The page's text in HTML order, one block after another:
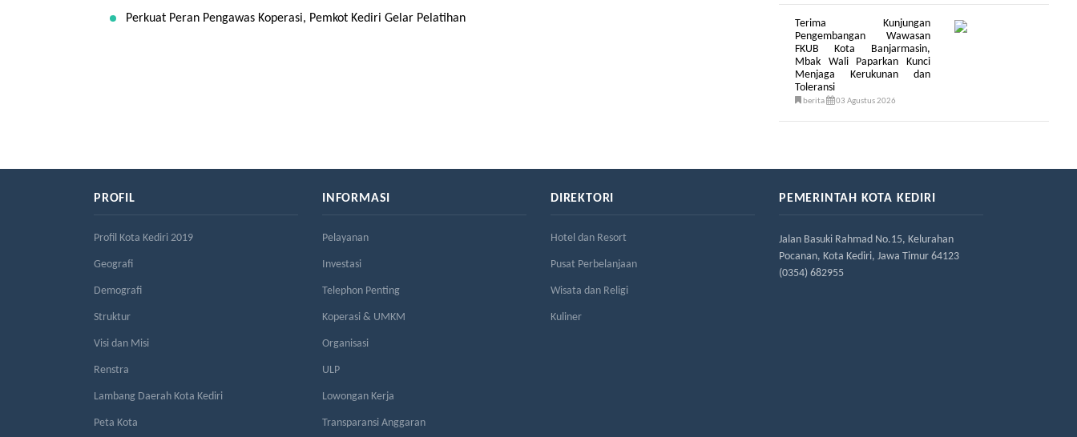
Perkuat Peran Pengawas Koperasi, Pemkot Kediri Gelar Pelatihan
Terima Kunjungan
Pengembangan Wawasan
FKUB Kota Banjarmasin,
Mbak Wali Paparkan Kunci
Menjaga Kerukunan dan
Toleransi
berita 03 Agustus 2026
PROFIL
Profil Kota Kediri 2019
Geografi
Demografi
Struktur
Visi dan Misi
Renstra
Lambang Daerah Kota Kediri
Peta Kota
INFORMASI
Pelayanan
Investasi
Telephon Penting
Koperasi & UMKM
Organisasi
ULP
Lowongan Kerja
Transparansi Anggaran
DIREKTORI
Hotel dan Resort
Pusat Perbelanjaan
Wisata dan Religi
Kuliner
PEMERINTAH KOTA KEDIRI
Jalan Basuki Rahmad No.15, Kelurahan
Pocanan, Kota Kediri, Jawa Timur 64123
(0354) 682955